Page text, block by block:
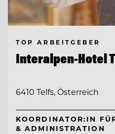
TOP ARBEITGEBER
Interalpen-Hotel
6410 Telfs, Österreich
KOORDINATOR:IN
& ADMINISTRATION